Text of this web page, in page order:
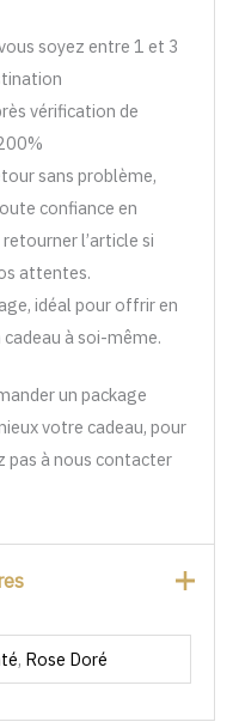
soyez entre 1 et 3
vérification de
sans problème,
confiance en
l’article si
attentes.
idéal pour offrir en
à soi-même.
un package
votre cadeau, pour
pas à nous contacter
, Rose Doré